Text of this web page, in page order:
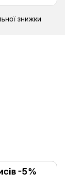
знижки
-5%